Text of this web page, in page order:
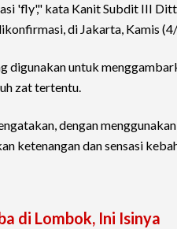
'fly'," kata Kanit Subdit III
di Jakarta, Kamis
digunakan untuk
zat tertentu.
dengan
ketenangan dan sensasi
di Lombok, Ini Isinya